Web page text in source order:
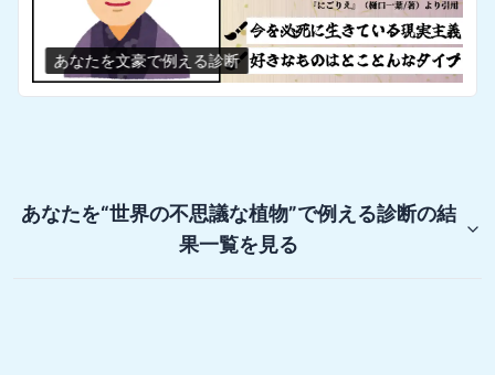
あなたを文豪で例える診断
あなたを“世界の不思議な植物”で例える診断の結
果一覧を見る